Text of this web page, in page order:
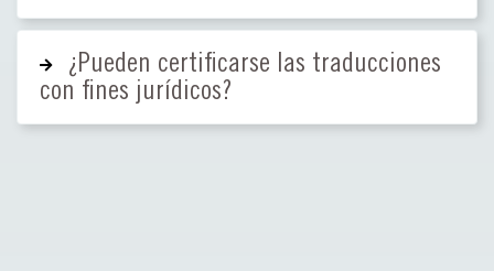
¿Pueden certificarse las traducciones
con fines jurídicos?